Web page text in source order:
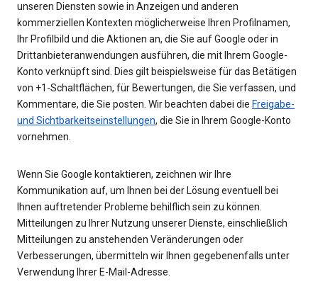
unseren Diensten sowie in Anzeigen und anderen
kommerziellen Kontexten möglicherweise Ihren Profilnamen,
Ihr Profilbild und die Aktionen an, die Sie auf Google oder in
Drittanbieteranwendungen ausführen, die mit Ihrem Google-
Konto verknüpft sind. Dies gilt beispielsweise für das Betätigen
von +1-Schaltflächen, für Bewertungen, die Sie verfassen, und
Kommentare, die Sie posten. Wir beachten dabei die Freigabe-
und Sichtbarkeitseinstellungen, die Sie in Ihrem Google-Konto
vornehmen.
Wenn Sie Google kontaktieren, zeichnen wir Ihre
Kommunikation auf, um Ihnen bei der Lösung eventuell bei
Ihnen auftretender Probleme behilflich sein zu können.
Mitteilungen zu Ihrer Nutzung unserer Dienste, einschließlich
Mitteilungen zu anstehenden Veränderungen oder
Verbesserungen, übermitteln wir Ihnen gegebenenfalls unter
Verwendung Ihrer E-Mail-Adresse.